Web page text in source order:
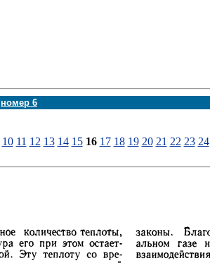
номер 6
10 11 12 13 14 15 16 17 18 19 20 21 22 23 24